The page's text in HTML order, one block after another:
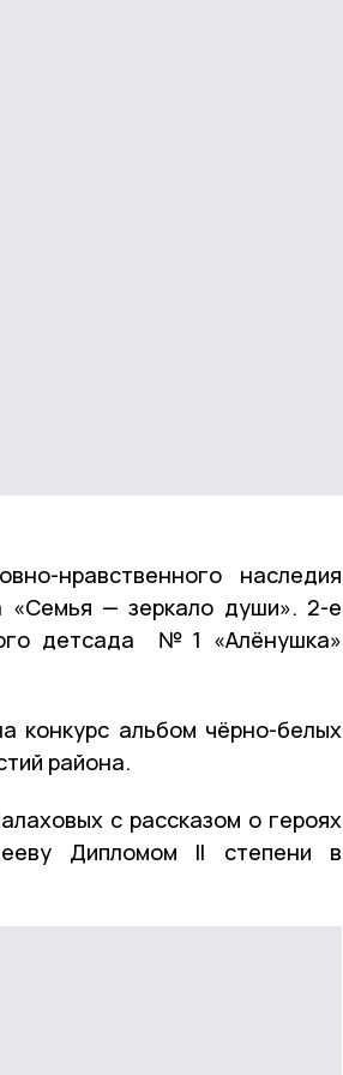
нравственного наследия
«Семья — зеркало души». 2-е
детсада № 1 «Алёнушка»
конкурс альбом чёрно-белых
района.
с рассказом о героях
Дипломом II степени в